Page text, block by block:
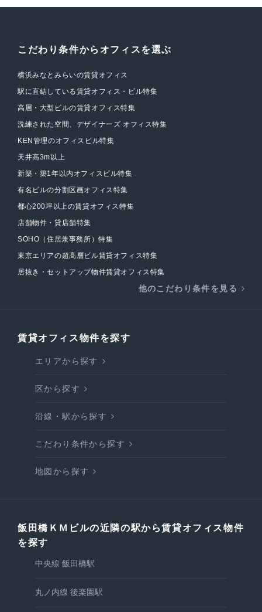
こだわり条件からオフィスを選ぶ
横浜みなとみらいの賃貸オフィス
駅に直結している賃貸オフィス・ビル特集
高層・大型ビルの賃貸オフィス特集
洗練された空間、デザイナーズ オフィス特集
KEN管理のオフィスビル特集
天井高3m以上
新築・築1年以内オフィスビル特集
有名ビルの分割区画オフィス特集
都心200坪以上の賃貸オフィス特集
店舗物件・貸店舗特集
SOHO（住居兼事務所）特集
東京エリアの超高層ビル賃貸オフィス特集
居抜き・セットアップ物件賃貸オフィス特集
他のこだわり条件を見る
賃貸オフィス物件を探す
エリアから探す
区から探す
沿線・駅から探す
こだわり条件から探す
地図から探す
飯田橋ＫＭビルの近隣の駅から賃貸オフィス物件
を探す
中央線 飯田橋駅
丸ノ内線 後楽園駅